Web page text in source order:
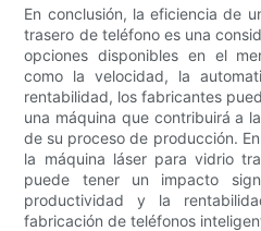
En conclusión, la eficiencia de
trasero de teléfono es una
opciones disponibles en el
como la velocidad, la
rentabilidad, los fabricantes
una máquina que contribuirá a
de su proceso de producción.
la máquina láser para vidrio
puede tener un impacto
productividad y la
fabricación de teléfonos